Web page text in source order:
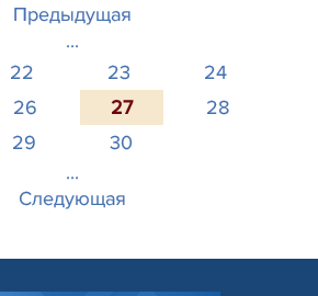
Предыдущая
...
22 23
24
26 27
28
29
30
...
Следующая